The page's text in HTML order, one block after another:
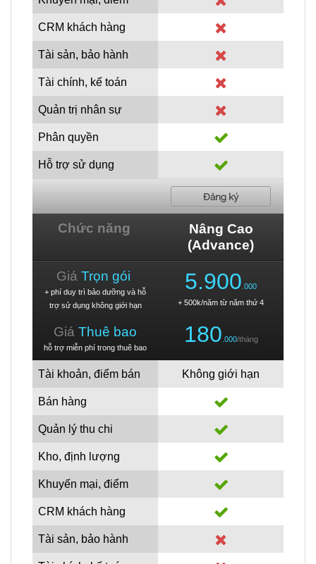
CRM khách hàng
Tài sản, bảo hành
Tài chính, kế toán
Quản trị nhân sự
Phân quyền
Hỗ trợ sử dụng
Đăng ký
Chức năng
Giá Trọn gói
+ phí duy trì bảo dưỡng và hỗ
trợ sử dụng không giới hạn
Giá Thuê bao
hỗ trợ miễn phí trong thuê bao
Tài khoản, điểm bán
Bán hàng
Quản lý thu chi
Kho, định lượng
Khuyến mại, điểm
CRM khách hàng
Tài sản, bảo hành
Nâng Cao
(Advance)
5.900 .000
+ 500k/năm từ năm thứ 4
180 .000/tháng
Không giới hạn